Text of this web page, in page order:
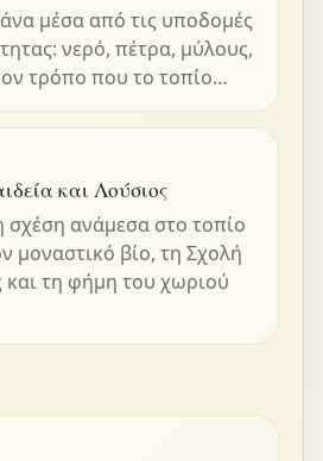
μέσα από τις υποδομές
νερό, πέτρα, μύλους,
τρόπο που το τοπίο…
και Λούσιος
σχέση ανάμεσα στο τοπίο
μοναστικό βίο, τη Σχολή
και τη φήμη του χωριού